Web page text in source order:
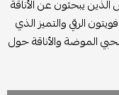
يبحثون عن الأناقة
الرقي والتميز الذي
الموضة والأناقة حول